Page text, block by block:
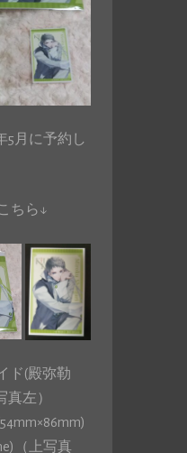
5月に予約し
ちら↓
ド(殿弥勒
真左）
（上写真